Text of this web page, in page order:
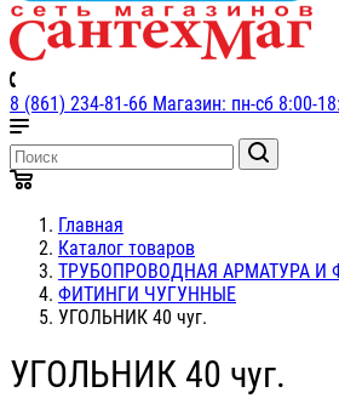
8 (861) 234-81-66 Магазин: пн-сб 8:00-
Главная
Каталог товаров
ТРУБОПРОВОДНАЯ АРМАТУРА И
ФИТИНГИ ЧУГУННЫЕ
УГОЛЬНИК 40 чуг.
УГОЛЬНИК 40 чуг.